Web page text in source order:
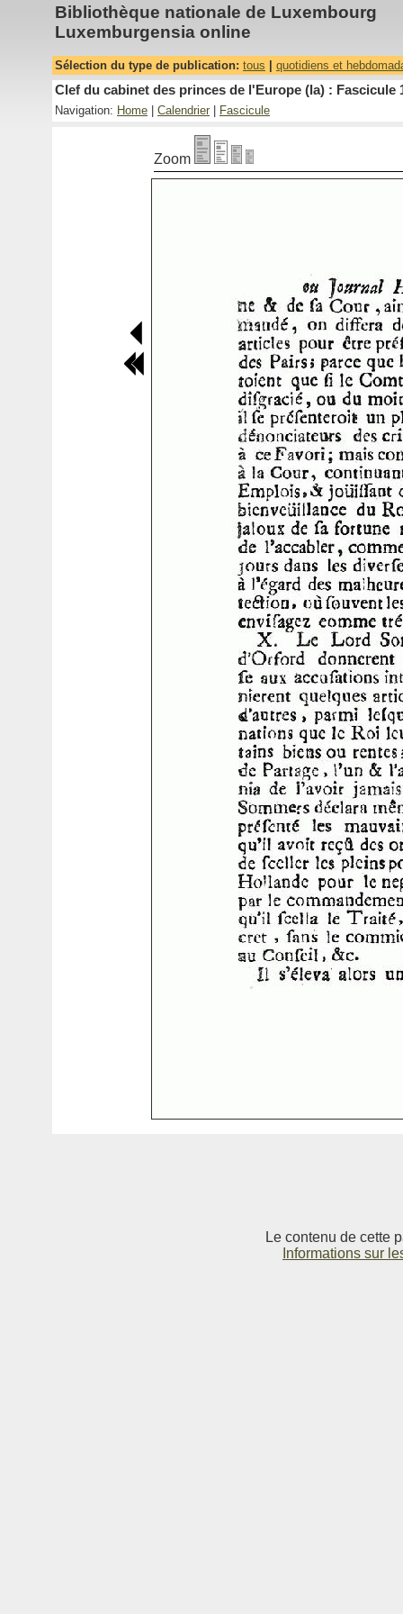
Bibliothèque nationale de Luxembourg
Luxemburgensia online
Sélection du type de publication: tous quotidiens et
Clef du cabinet des princes de l'Europe (la) : Fascicule
Navigation: Home Calendrier Fascicule
Zoom
Le contenu de cette
Informations sur